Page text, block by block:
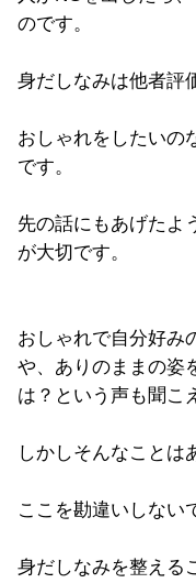
のです。
身だしなみは他者評
おしゃれをしたいの
です。
先の話にもあげたよ
が大切です。
おしゃれで自分好み
や、ありのままの姿
は？という声も聞こ
しかしそんなことは
ここを勘違いしない
身だしなみを整える